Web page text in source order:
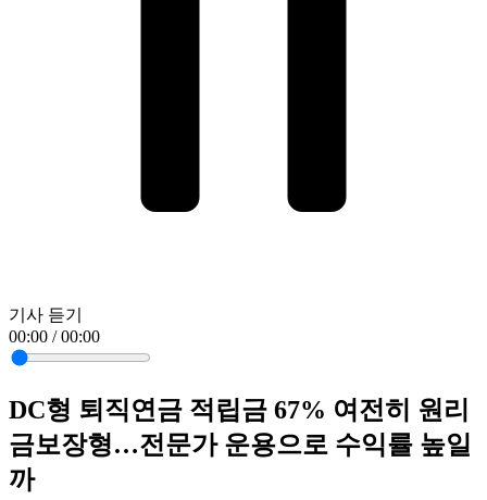
기사 듣기
00:00 / 00:00
DC형 퇴직연금 적립금 67% 여전히 원리
금보장형…전문가 운용으로 수익률 높일
까